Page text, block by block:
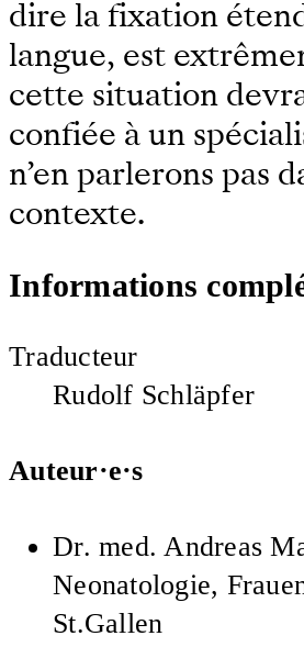
dire la fixation
langue, est
cette situation
confiée à un
n’en parlerons pas
contexte.
Informations
Traducteur
Rudolf Schläpfer
Auteur·e·s
Dr. med. Andreas
Neonatologie,
St.Gallen